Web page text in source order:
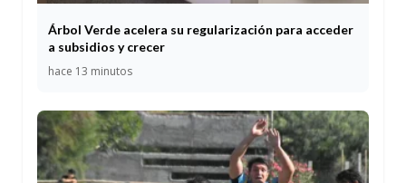
Árbol Verde acelera su regularización para acceder
a subsidios y crecer
hace 13 minutos